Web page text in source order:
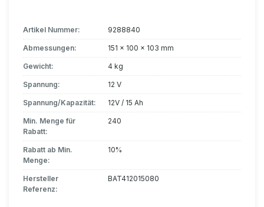
Artikel Nummer: 9288840
Abmessungen: 151 x 100 x 103 mm
Gewicht: 4 kg
Spannung: 12 V
Spannung/Kapazität: 12V / 15 Ah
Min. Menge für
Rabatt:
240
Rabatt ab Min.
Menge:
10%
Hersteller
Referenz:
BAT412015080